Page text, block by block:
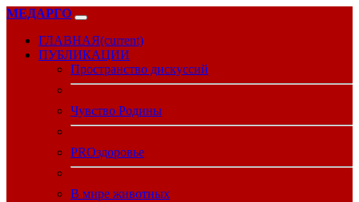
МЕДАРГО
ГЛАВНАЯ(current)
ПУБЛИКАЦИИ
Пространство дискуссий
Чувство Родины
PROздоровье
В мире животных